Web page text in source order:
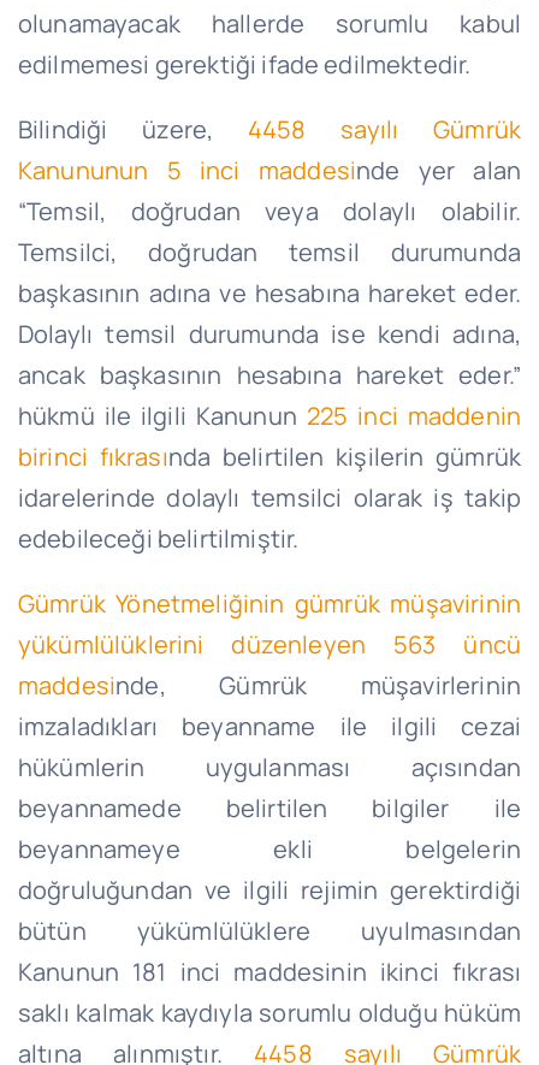
olunamayacak hallerde sorumlu kabul
edilmemesi gerektiği ifade edilmektedir.
Bilindiği üzere, 4458 sayılı Gümrük
Kanununun 5 inci maddesinde yer alan
“Temsil, doğrudan veya dolaylı olabilir.
Temsilci, doğrudan temsil durumunda
başkasının adına ve hesabına hareket eder.
Dolaylı temsil durumunda ise kendi adına,
ancak başkasının hesabına hareket eder.”
hükmü ile ilgili Kanunun 225 inci maddenin
birinci fıkrasında belirtilen kişilerin gümrük
idarelerinde dolaylı temsilci olarak iş takip
edebileceği belirtilmiştir.
Gümrük Yönetmeliğinin gümrük müşavirinin
yükümlülüklerini düzenleyen 563 üncü
maddesinde, Gümrük müşavirlerinin
imzaladıkları beyanname ile ilgili cezai
hükümlerin uygulanması açısından
beyannamede belirtilen bilgiler ile
beyannameye ekli belgelerin
doğruluğundan ve ilgili rejimin gerektirdiği
bütün yükümlülüklere uyulmasından
Kanunun 181 inci maddesinin ikinci fıkrası
saklı kalmak kaydıyla sorumlu olduğu hüküm
altına alınmıştır. 4458 sayılı Gümrük